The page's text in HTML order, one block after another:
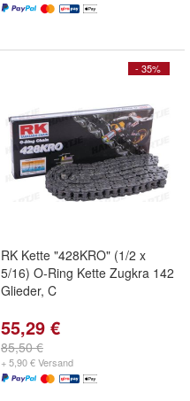
- 35%
RK Kette "428KRO" (1/2 x
5/16) O-Ring Kette Zugkra 142
Glieder, C
55,29 €
85,50 €
+ 5,90 € Versand